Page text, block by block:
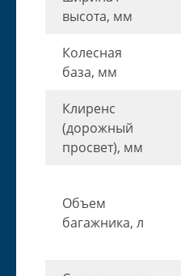
высота, мм
Колесная
база, мм
Клиренс
(дорожный
просвет), мм
Объем
багажника, л